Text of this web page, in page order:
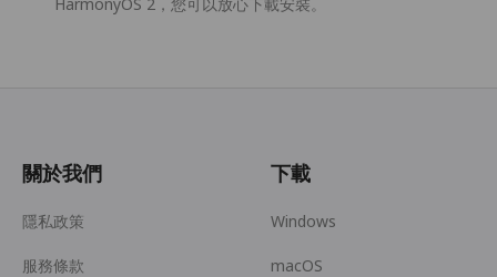
關於我們
隱私政策
服務條款
下載
Windows
macOS